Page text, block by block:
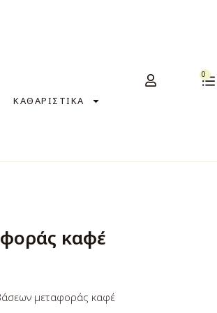
ΚΑΘΑΡΙΣΤΙΚΑ
0
καφέ
μεταφοράς καφέ